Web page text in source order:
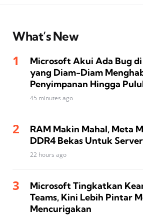
What’s New
Microsoft Akui Ada Bug di
yang Diam-Diam
Penyimpanan Hingga
45 minutes ago
RAM Makin Mahal, Meta
DDR4 Bekas Untuk
22 hours ago
Microsoft Tingkatkan
Teams, Kini Lebih Pintar
Mencurigakan